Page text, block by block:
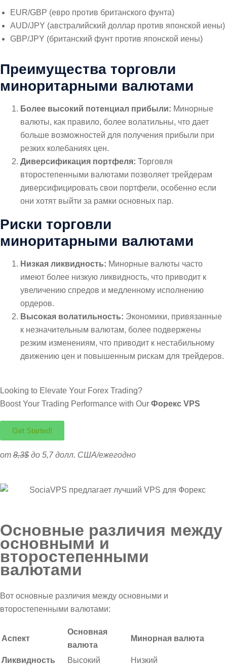
EUR/GBP (евро против британского фунта)
AUD/JPY (австралийский доллар против японской иены)
GBP/JPY (британский фунт против японской иены)
Преимущества торговли
миноритарными валютами
Более высокий потенциал прибыли: Минорные
валюты, как правило, более волатильны, что дает
больше возможностей для получения прибыли при
резких колебаниях цен.
Диверсификация портфеля: Торговля
второстепенными валютами позволяет трейдерам
диверсифицировать свои портфели, особенно если
они хотят выйти за рамки основных пар.
Риски торговли
миноритарными валютами
Низкая ликвидность: Минорные валюты часто
имеют более низкую ликвидность, что приводит к
увеличению спредов и медленному исполнению
ордеров.
Высокая волатильность: Экономики, привязанные
к незначительным валютам, более подвержены
резким изменениям, что приводит к нестабильному
движению цен и повышенным рискам для трейдеров.
Looking to Elevate Your Forex Trading?
Boost Your Trading Performance with Our Форекс VPS
Get Started!
от 8,3$ до 5,7 долл. США/ежегодно
Основные различия между
основными и
второстепенными
валютами
Вот основные различия между основными и
второстепенными валютами:
Аспект
Основная
валюта
Минорная валюта
Ликвидность Высокий Низкий